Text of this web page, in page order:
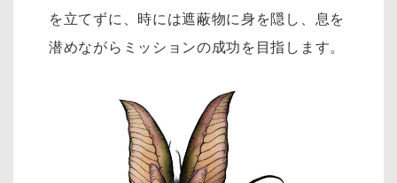
を立てずに、時には遮蔽物に身を隠し、息を
潜めながらミッションの成功を目指します。